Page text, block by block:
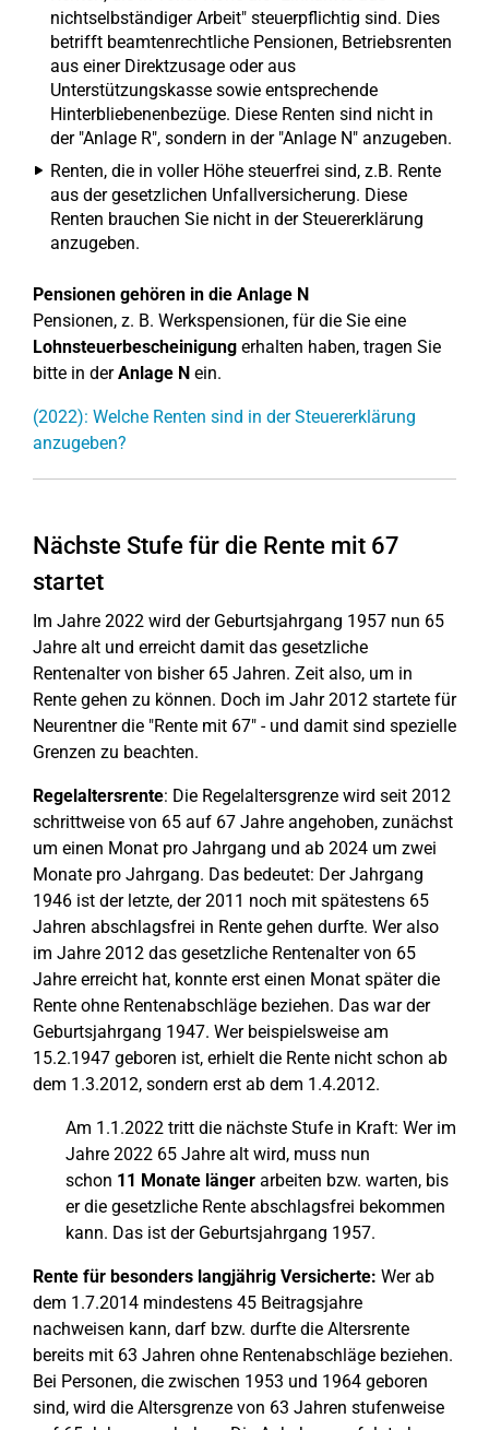
nichtselbständiger Arbeit" steuerpflichtig sind. Dies
betrifft beamtenrechtliche Pensionen, Betriebsrenten
aus einer Direktzusage oder aus
Unterstützungskasse sowie entsprechende
Hinterbliebenenbezüge. Diese Renten sind nicht in
der "Anlage R", sondern in der "Anlage N" anzugeben.
Renten, die in voller Höhe steuerfrei sind, z.B. Rente
aus der gesetzlichen Unfallversicherung. Diese
Renten brauchen Sie nicht in der Steuererklärung
anzugeben.
Pensionen gehören in die Anlage N
Pensionen, z. B. Werkspensionen, für die Sie eine
Lohnsteuerbescheinigung erhalten haben, tragen Sie
bitte in derAnlage N ein.
(2022): Welche Renten sind in der Steuererklärung
anzugeben?
Nächste Stufe für die Rente mit 67
startet
Im Jahre 2022 wird der Geburtsjahrgang 1957 nun 65
Jahre alt und erreicht damit das gesetzliche
Rentenalter von bisher 65 Jahren. Zeit also, um in
Rente gehen zu können. Doch im Jahr 2012 startete für
Neurentner die "Rente mit 67" - und damit sind spezielle
Grenzen zu beachten.
Regelaltersrente: Die Regelaltersgrenze wird seit 2012
schrittweise von 65 auf 67 Jahre angehoben, zunächst
um einen Monat pro Jahrgang und ab 2024 um zwei
Monate pro Jahrgang. Das bedeutet: Der Jahrgang
1946 ist der letzte, der 2011 noch mit spätestens 65
Jahren abschlagsfrei in Rente gehen durfte. Wer also
im Jahre 2012 das gesetzliche Rentenalter von 65
Jahre erreicht hat, konnte erst einen Monat später die
Rente ohne Rentenabschläge beziehen. Das war der
Geburtsjahrgang 1947. Wer beispielsweise am
15.2.1947 geboren ist, erhielt die Rente nicht schon ab
dem 1.3.2012, sondern erst ab dem 1.4.2012.
Am 1.1.2022 tritt die nächste Stufe in Kraft: Wer im
Jahre 2022 65 Jahre alt wird, muss nun
schon 11 Monate länger arbeiten bzw. warten, bis
er die gesetzliche Rente abschlagsfrei bekommen
kann. Das ist der Geburtsjahrgang 1957.
Rente für besonders langjährig Versicherte: Wer ab
dem 1.7.2014 mindestens 45 Beitragsjahre
nachweisen kann, darf bzw. durfte die Altersrente
bereits mit 63 Jahren ohne Rentenabschläge beziehen.
Bei Personen, die zwischen 1953 und 1964 geboren
sind, wird die Altersgrenze von 63 Jahren stufenweise